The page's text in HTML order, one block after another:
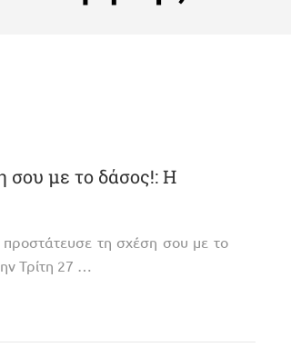
σου με το δάσος!: Η
προστάτευσε τη σχέση σου με το
Τρίτη 27 …